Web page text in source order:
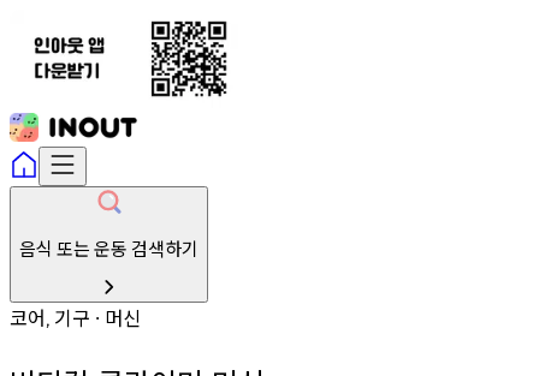
음식 또는 운동 검색하기
코어, 기구 ∙ 머신